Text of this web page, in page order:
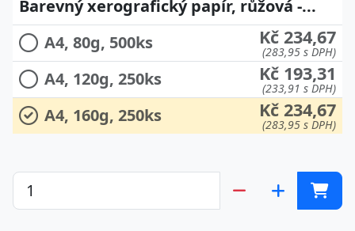
Barevný xerografický papír, růžová -...
A4, 80g, 500ks
Kč 234,67
(283,95 s DPH)
A4, 120g, 250ks Kč 193,31
(233,91 s DPH)
A4, 160g, 250ks Kč 234,67
(283,95 s DPH)